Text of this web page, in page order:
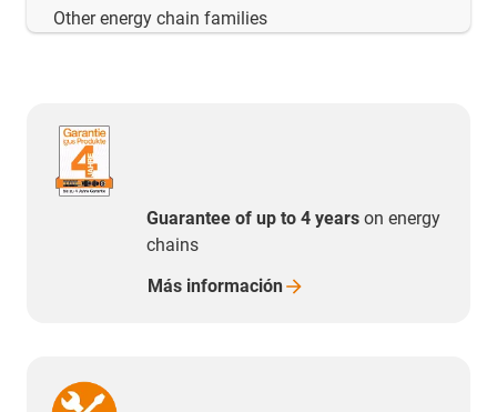
Other energy chain families
Guarantee of up to 4 years on energy
chains
Más información